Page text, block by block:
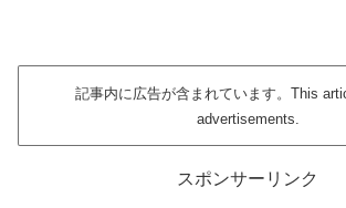
記事内に広告が含まれています。This
advertisements.
スポンサーリンク